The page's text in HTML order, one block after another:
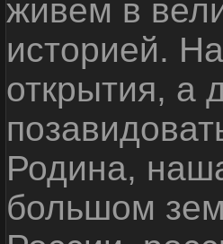
живем в
историей.
открытия, а
Родина,
большом